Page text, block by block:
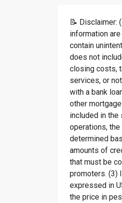
📝 Disclaimer:
information
contain
does not
closing costs,
services, or
with a bank
other
included in the
operations,
determined
amounts of
that must be
promoters. (3)
expressed in
the price in